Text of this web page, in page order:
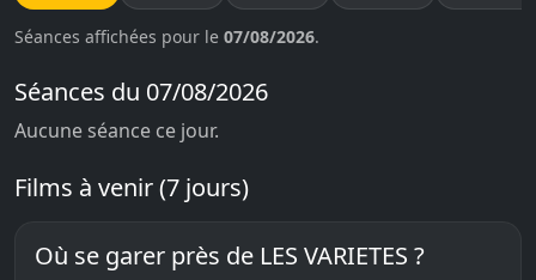
Séances affichées pour le 07/08/2026.
Séances du 07/08/2026
Aucune séance ce jour.
Films à venir (7 jours)
Où se garer près de LES VARIETES ?